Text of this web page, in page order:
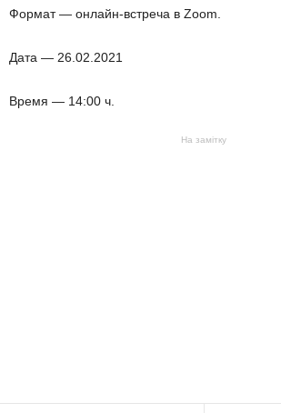
Формат — онлайн-встреча в Zoom.
Дата — 26.02.2021
Время — 14:00 ч.
На замітку